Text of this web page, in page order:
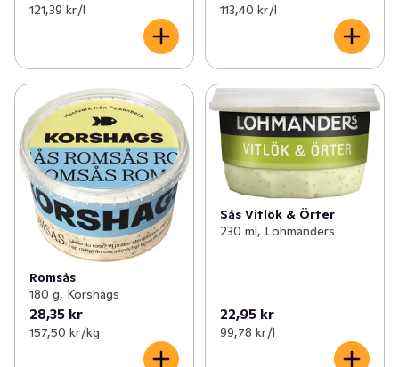
121,39 kr /l 113,40 kr /l
Romsås
180 g, Korshags
28,35 kr
157,50 kr /kg
Sås Vitlök & Örter
230 ml, Lohmanders
22,95 kr
99,78 kr /l